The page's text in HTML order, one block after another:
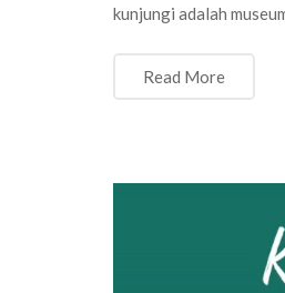
kunjungi adalah
Read More